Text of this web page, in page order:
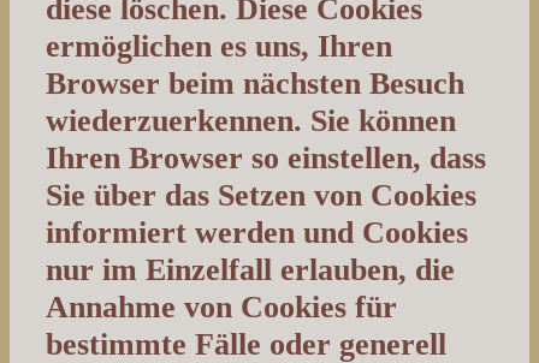
diese löschen. Diese Cookies
ermöglichen es uns, Ihren
Browser beim nächsten Besuch
wiederzuerkennen. Sie können
Ihren Browser so einstellen, dass
Sie über das Setzen von Cookies
informiert werden und Cookies
nur im Einzelfall erlauben, die
Annahme von Cookies für
bestimmte Fälle oder generell